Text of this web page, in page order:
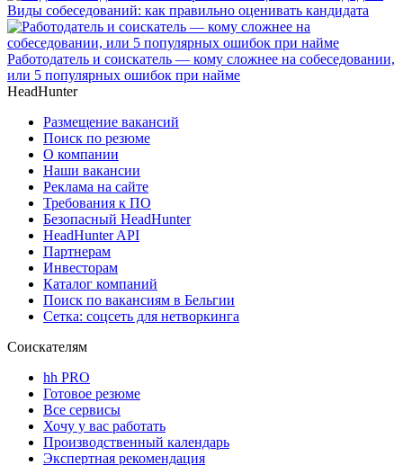
Виды собеседований: как правильно оценивать кандидата
Работодатель и соискатель — кому сложнее на собеседовании,
или 5 популярных ошибок при найме
HeadHunter
Размещение вакансий
Поиск по резюме
О компании
Наши вакансии
Реклама на сайте
Требования к ПО
Безопасный HeadHunter
HeadHunter API
Партнерам
Инвесторам
Каталог компаний
Поиск по вакансиям в Бельгии
Сетка: соцсеть для нетворкинга
Соискателям
hh PRO
Готовое резюме
Все сервисы
Хочу у вас работать
Производственный календарь
Экспертная рекомендация